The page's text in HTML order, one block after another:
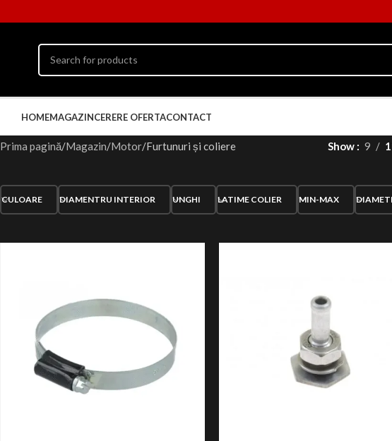
HOMEMAGAZINCERERE OFERTACONTACT
Prima pagină Magazin Motor Furtunuri și coliere Show 9
CULOARE DIAMENTRU INTERIOR UNGHI LATIME COLIER MIN-MAX